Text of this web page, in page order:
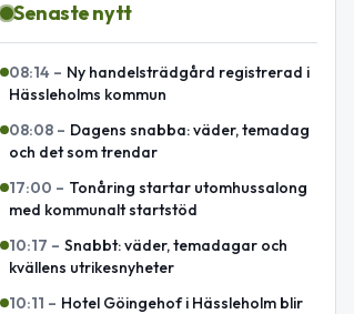
Senaste nytt
08:14 – Ny handelsträdgård registrerad i
Hässleholms kommun
08:08 – Dagens snabba: väder, temadag
och det som trendar
17:00 – Tonåring startar utomhussalong
med kommunalt startstöd
10:17 – Snabbt: väder, temadagar och
kvällens utrikesnyheter
10:11 – Hotel Göingehof i Hässleholm blir